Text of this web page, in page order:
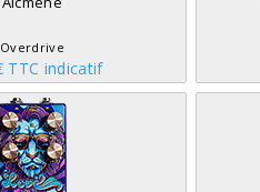
Overdrive
TTC indicatif